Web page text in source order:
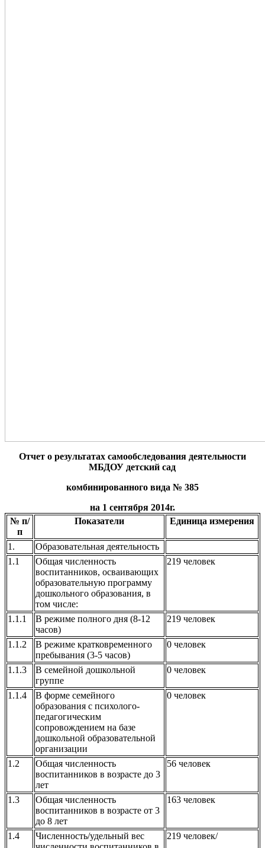
Отчет о результатах самообследования деятельности
МБДОУ детский сад
комбинированного вида № 385
на 1 сентября 2014г.
№ п/
п
Показатели Единица измерения
1.
Образовательная деятельность
1.1
Общая численность
воспитанников, осваивающих
образовательную программу
дошкольного образования, в
том числе:
219 человек
1.1.1
В режиме полного дня (8-12
часов)
219 человек
1.1.2
В режиме кратковременного
пребывания (3-5 часов)
0 человек
1.1.3
В семейной дошкольной
группе
0 человек
1.1.4
В форме семейного
образования с психолого-
педагогическим
сопровождением на базе
дошкольной образовательной
организации
0 человек
1.2
Общая численность
воспитанников в возрасте до 3
лет
56 человек
1.3
Общая численность
воспитанников в возрасте от 3
до 8 лет
163 человек
1.4
Численность/удельный вес
219 человек/